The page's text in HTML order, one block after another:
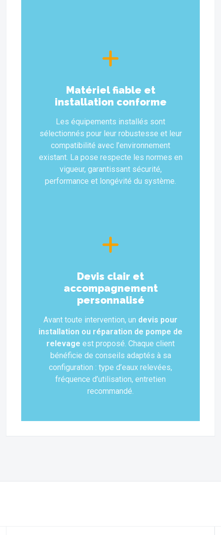
Matériel fiable et
installation conforme
Les équipements installés sont
sélectionnés pour leur robustesse et leur
compatibilité avec l’environnement
existant. La pose respecte les normes en
vigueur, garantissant sécurité,
performance et longévité du système.
Devis clair et
accompagnement
personnalisé
Avant toute intervention, un devis pour
installation ou réparation de pompe de
relevage est proposé. Chaque client
bénéficie de conseils adaptés à sa
configuration : type d’eaux relevées,
fréquence d’utilisation, entretien
recommandé.